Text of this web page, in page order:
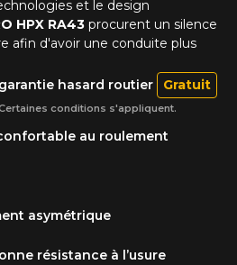
et le design
HPX RA43 procurent un silence
afin d'avoir une conduite plus
au roulement
asymétrique
résistance à l’usure
hasard routier Gratuit
conditions s'appliquent.